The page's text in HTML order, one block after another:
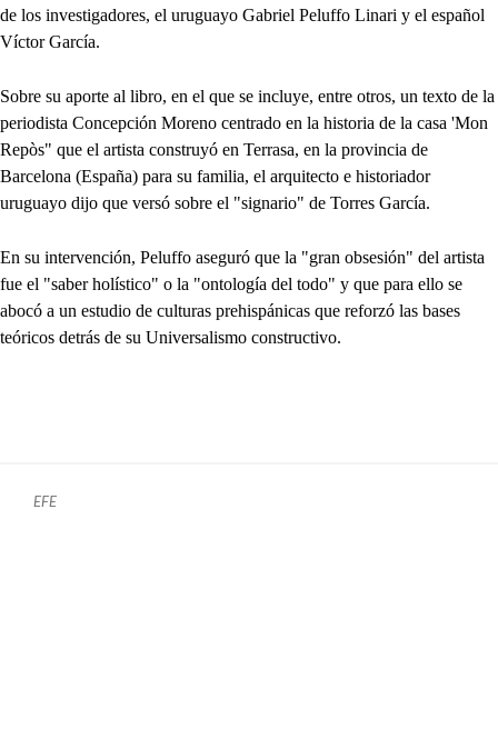
de los investigadores, el uruguayo Gabriel Peluffo Linari y el español
Víctor García.
Sobre su aporte al libro, en el que se incluye, entre otros, un texto de la
periodista Concepción Moreno centrado en la historia de la casa 'Mon
Repòs" que el artista construyó en Terrasa, en la provincia de
Barcelona (España) para su familia, el arquitecto e historiador
uruguayo dijo que versó sobre el "signario" de Torres García.
En su intervención, Peluffo aseguró que la "gran obsesión" del artista
fue el "saber holístico" o la "ontología del todo" y que para ello se
abocó a un estudio de culturas prehispánicas que reforzó las bases
teóricos detrás de su Universalismo constructivo.
EFE